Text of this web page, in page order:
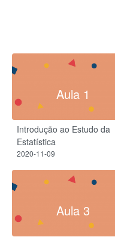
Aula 1
Introdução ao Estudo da
Estatística
2020-11-09
Aula 3